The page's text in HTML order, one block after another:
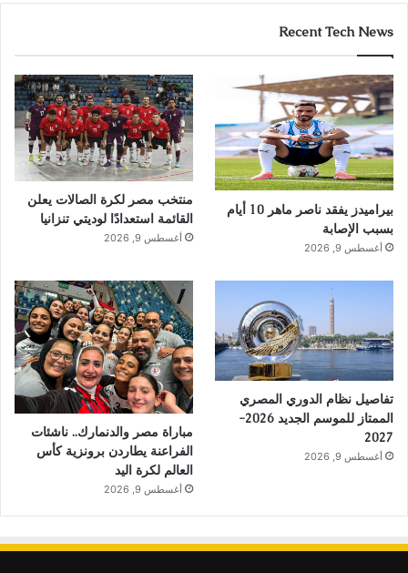
Recent Tech News
بيراميدز يفقد ناصر ماهر 10 أيام
بسبب الإصابة
أغسطس 9, 2026
منتخب مصر لكرة الصالات يعلن
القائمة استعدادًا لوديتي تنزانيا
أغسطس 9, 2026
تفاصيل نظام الدوري المصري
الممتاز للموسم الجديد 2026-
2027
أغسطس 9, 2026
مباراة مصر والدنمارك.. ناشئات
الفراعنة يطاردن برونزية كأس
العالم لكرة اليد
أغسطس 9, 2026